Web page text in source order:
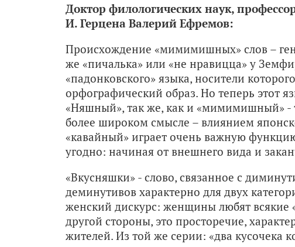
Доктор филологических наук,
И. Герцена Валерий Ефремов:
Происхождение «мимимишных» слов –
же «пичалька» или «не нравицца» у
«падонковского» языка, носители
орфографический образ. Но теперь этот
«Няшный», так же, как и «мимимишный» -
более широком смысле – влиянием
«кавайный» играет очень важную
угодно: начиная от внешнего вида и
«Вкусняшки» - слово, связанное с
деминутивов характерно для двух
женский дискурс: женщины любят всякие
другой стороны, это просторечие,
жителей. Из той же серии: «два кусочека